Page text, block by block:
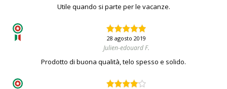
Utile quando si parte per le vacanze.
28 agosto 2019
Julien-edouard F.
Prodotto di buona qualità, telo spesso e solido.